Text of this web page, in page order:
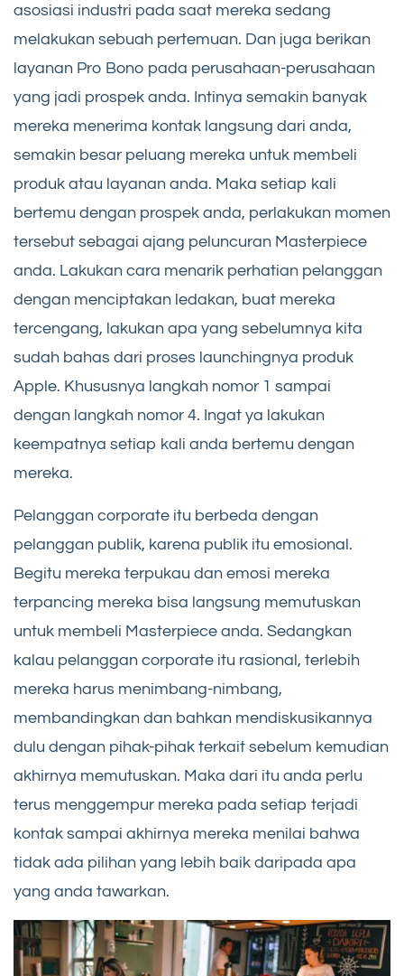
asosiasi industri pada saat mereka sedang
melakukan sebuah pertemuan. Dan juga berikan
layanan Pro Bono pada perusahaan-perusahaan
yang jadi prospek anda. Intinya semakin banyak
mereka menerima kontak langsung dari anda,
semakin besar peluang mereka untuk membeli
produk atau layanan anda. Maka setiap kali
bertemu dengan prospek anda, perlakukan momen
tersebut sebagai ajang peluncuran Masterpiece
anda. Lakukan cara menarik perhatian pelanggan
dengan menciptakan ledakan, buat mereka
tercengang, lakukan apa yang sebelumnya kita
sudah bahas dari proses launchingnya produk
Apple. Khususnya langkah nomor 1 sampai
dengan langkah nomor 4. Ingat ya lakukan
keempatnya setiap kali anda bertemu dengan
mereka.
Pelanggan corporate itu berbeda dengan
pelanggan publik, karena publik itu emosional.
Begitu mereka terpukau dan emosi mereka
terpancing mereka bisa langsung memutuskan
untuk membeli Masterpiece anda. Sedangkan
kalau pelanggan corporate itu rasional, terlebih
mereka harus menimbang-nimbang,
membandingkan dan bahkan mendiskusikannya
dulu dengan pihak-pihak terkait sebelum kemudian
akhirnya memutuskan. Maka dari itu anda perlu
terus menggempur mereka pada setiap terjadi
kontak sampai akhirnya mereka menilai bahwa
tidak ada pilihan yang lebih baik daripada apa
yang anda tawarkan.